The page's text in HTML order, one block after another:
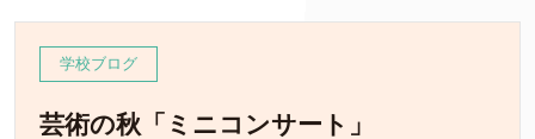
学校ブログ
芸術の秋「ミニコンサート」